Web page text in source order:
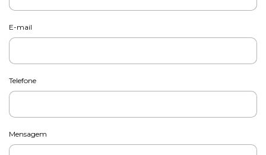
E-mail
Telefone
Mensagem